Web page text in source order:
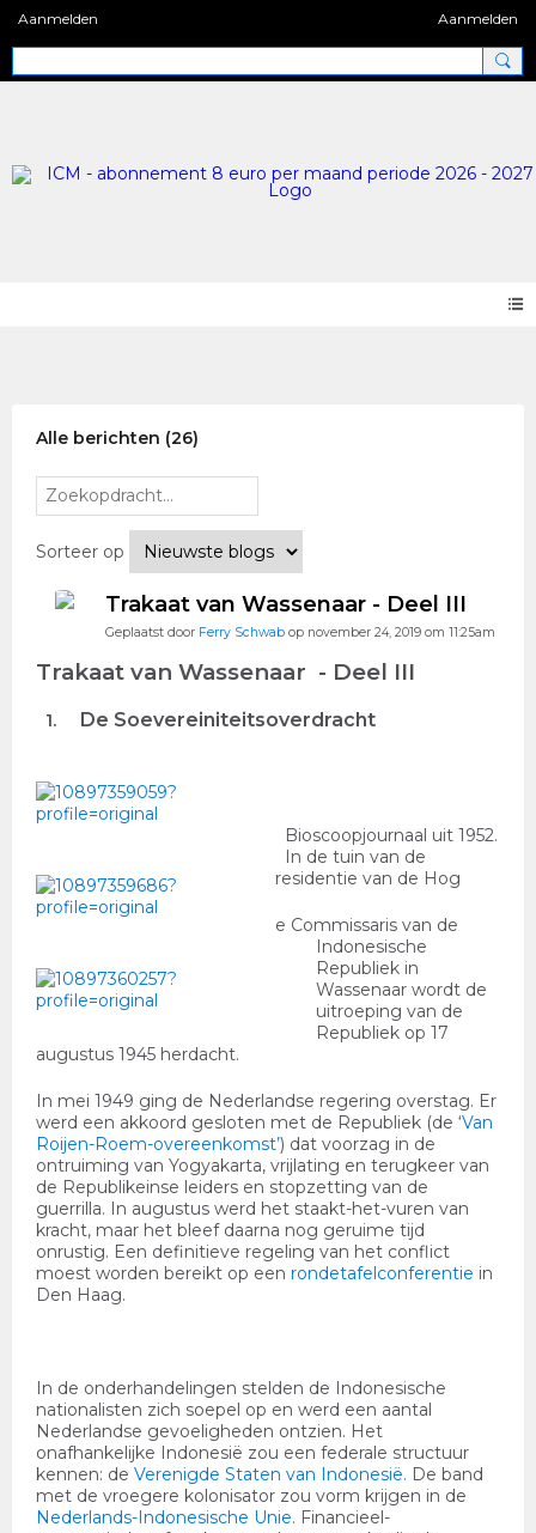
Aanmelden Aanmelden
Alle berichten (26)
Sorteer op
Trakaat van Wassenaar - Deel III
Geplaatst door Ferry Schwab op november 24, 2019 om 11:25am
Trakaat van Wassenaar - Deel III
1. De Soevereiniteitsoverdracht
Bioscoopjournaal uit 1952.
In de tuin van de
residentie van de Hog
e Commissaris van de
Indonesische
Republiek in
Wassenaar wordt de
uitroeping van de
Republiek op 17
augustus 1945 herdacht.
In mei 1949 ging de Nederlandse regering overstag. Er
werd een akkoord gesloten met de Republiek (de ‘Van
Roijen-Roem-overeenkomst’) dat voorzag in de
ontruiming van Yogyakarta, vrijlating en terugkeer van
de Republikeinse leiders en stopzetting van de
guerrilla. In augustus werd het staakt-het-vuren van
kracht, maar het bleef daarna nog geruime tijd
onrustig. Een definitieve regeling van het conflict
moest worden bereikt op een rondetafelconferentie in
Den Haag.
In de onderhandelingen stelden de Indonesische
nationalisten zich soepel op en werd een aantal
Nederlandse gevoeligheden ontzien. Het
onafhankelijke Indonesië zou een federale structuur
kennen: de Verenigde Staten van Indonesië. De band
met de vroegere kolonisator zou vorm krijgen in de
Nederlands- Indonesische Unie. Financieel-